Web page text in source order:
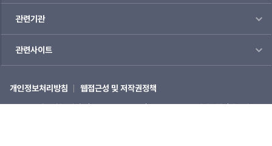
관련기관
관련사이트
개인정보처리방침 웹접근성 및 저작권정책